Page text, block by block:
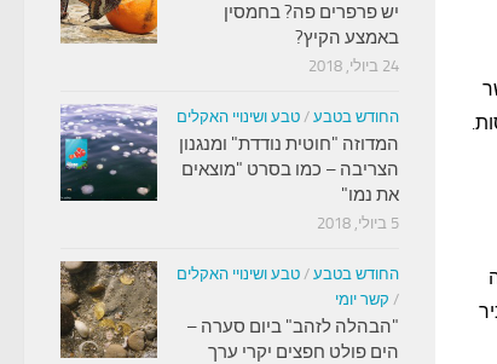
יש פרפרים פה? בחמסין
באמצע הקיץ?
24 ביולי, 2018
החודש בטבע / טבע ושינויי האקלים
המדוזה "חוטית נודדת" ומנגנון
הצריבה – כמו בסרט "מוצאים
את נמו"
5 ביולי, 2018
החודש בטבע / טבע ושינויי האקלים
/ קשר יומי
"הבהלה לזהב" ביום סערה –
הים פולט חפצים יקרי ערך